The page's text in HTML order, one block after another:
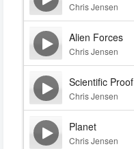
Chris Jensen
Alien Forces
Chris Jensen
Scientific Proof
Chris Jensen
Planet
Chris Jensen